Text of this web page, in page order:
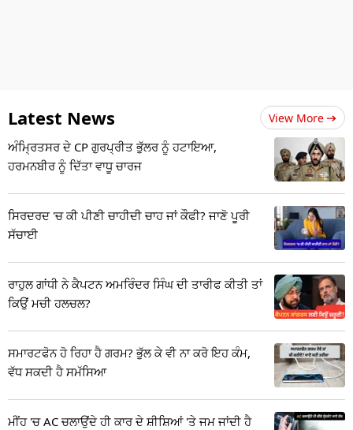
Latest News View More
ਅੰਮ੍ਰਿਤਸਰ ਦੇ CP ਗੁਰਪ੍ਰੀਤ ਭੁੱਲਰ ਨੂੰ ਹਟਾਇਆ,
ਹਰਮਨਬੀਰ ਨੂੰ ਦਿੱਤਾ ਵਾਧੂ ਚਾਰਜ
ਸਿਰਦਰਦ 'ਚ ਕੀ ਪੀਣੀ ਚਾਹੀਦੀ ਚਾਹ ਜਾਂ ਕੌਫੀ? ਜਾਣੋ ਪੂਰੀ
ਸੱਚਾਈ
ਰਾਹੁਲ ਗਾਂਧੀ ਨੇ ਕੈਪਟਨ ਅਮਰਿੰਦਰ ਸਿੰਘ ਦੀ ਤਾਰੀਫ ਕੀਤੀ ਤਾਂ
ਕਿਉਂ ਮਚੀ ਹਲਚਲ?
ਸਮਾਰਟਫੋਨ ਹੋ ਰਿਹਾ ਹੈ ਗਰਮ? ਭੁੱਲ ਕੇ ਵੀ ਨਾ ਕਰੋ ਇਹ ਕੰਮ,
ਵੱਧ ਸਕਦੀ ਹੈ ਸਮੱਸਿਆ
ਮੀਂਹ 'ਚ AC ਚਲਾਉਂਦੇ ਹੀ ਕਾਰ ਦੇ ਸ਼ੀਸ਼ਿਆਂ 'ਤੇ ਜਮ ਜਾਂਦੀ ਹੈ